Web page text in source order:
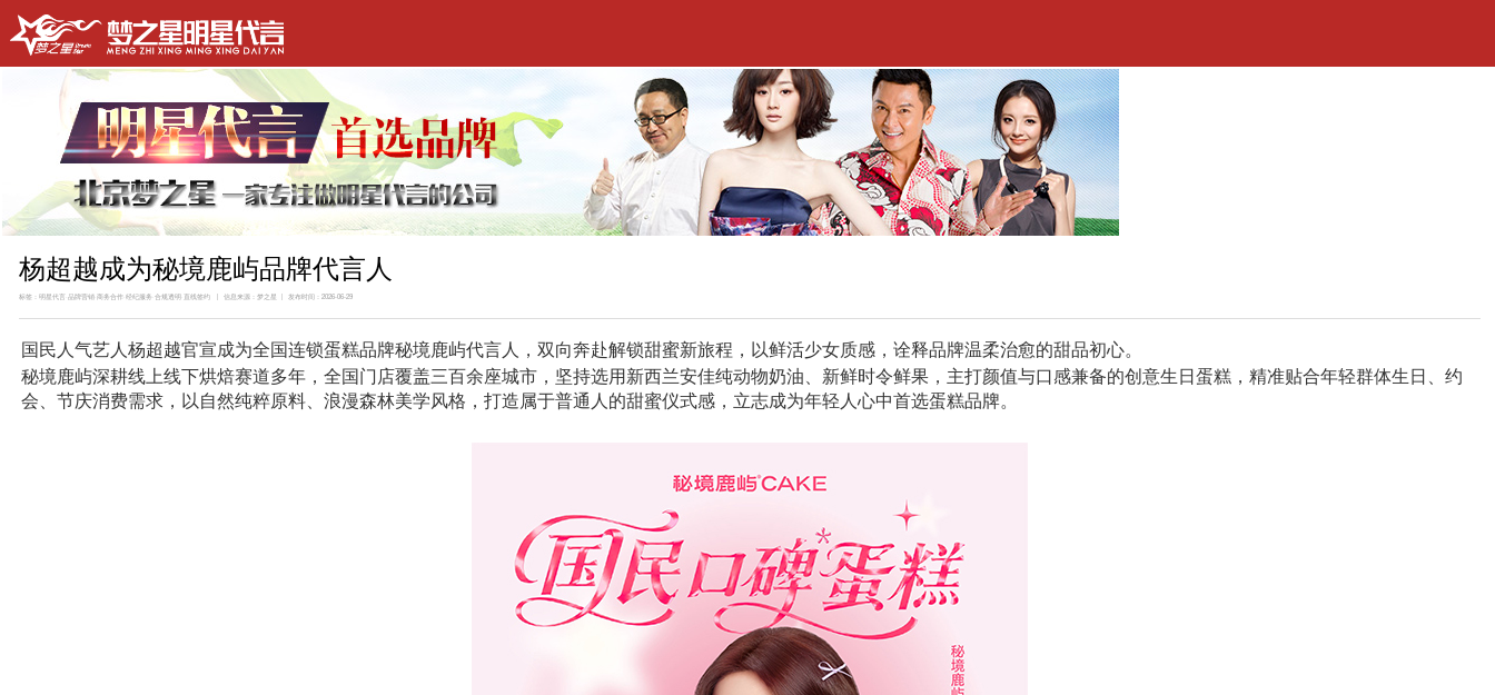
杨超越成为秘境鹿屿品牌代言人
标签：明星代言·品牌营销·商务合作·经纪服务·合规透明·直线签约 | 信息来源：梦之星 | 发布时间：2026-06-29
国民人气艺人杨超越官宣成为全国连锁蛋糕品牌秘境鹿屿代言人，双向奔赴解锁甜蜜新旅程，以鲜活少女质感，诠释品牌温柔治愈的甜品初心。
秘境鹿屿深耕线上线下烘焙赛道多年，全国门店覆盖三百余座城市，坚持选用新西兰安佳纯动物奶油、新鲜时令鲜果，主打颜值与口感兼备的创意生日蛋糕，精准贴合年轻群体生日、约
会、节庆消费需求，以自然纯粹原料、浪漫森林美学风格，打造属于普通人的甜蜜仪式感，立志成为年轻人心中首选蛋糕品牌。